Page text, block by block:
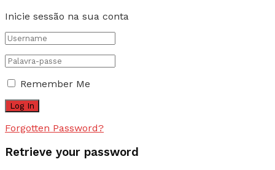
Inicie sessão na sua conta
Remember Me
Forgotten Password?
Retrieve your password